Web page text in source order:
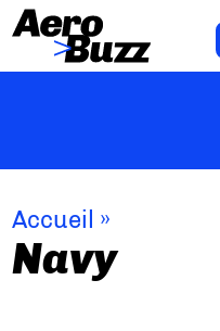
Accueil »
Navy